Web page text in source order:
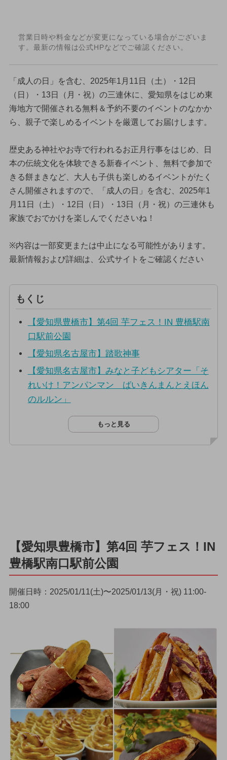
営業日時や料金などが変更になっている場合がございま
す。最新の情報は公式HPなどでご確認ください。
「成人の日」を含む、2025年1月11日（土）・12日
（日）・13日（月・祝）の三連休に、愛知県をはじめ東
海地方で開催される無料＆予約不要のイベントのなかか
ら、親子で楽しめるイベントを厳選してお届けします。
歴史ある神社やお寺で行われるお正月行事をはじめ、日
本の伝統文化を体験できる新春イベント、無料で参加で
きる餅まきなど、大人も子供も楽しめるイベントがたく
さん開催されますので、「成人の日」を含む、2025年1
月11日（土）・12日（日）・13日（月・祝）の三連休も
家族でおでかけを楽しんでくださいね！
※内容は一部変更または中止になる可能性があります。
最新情報および詳細は、公式サイトをご確認ください
もくじ
【愛知県豊橋市】第4回 芋フェス！IN 豊橋駅南
口駅前公園
【愛知県名古屋市】踏歌神事
【愛知県名古屋市】みなと子どもシアター「そ
れいけ！アンパンマン ばいきんまんとえほん
のルルン」
もっと見る
【愛知県豊橋市】第4回 芋フェス！IN
豊橋駅南口駅前公園
開催日時：2025/01/11(土)〜2025/01/13(月・祝) 11:00-
18:00